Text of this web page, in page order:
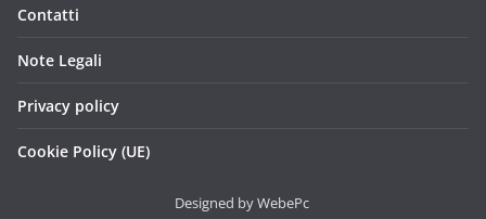
Contatti
Note Legali
Privacy policy
Cookie Policy (UE)
Designed by WebePc